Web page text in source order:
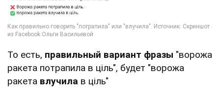
То есть, правильный вариант фразы "ворожа
ракета потрапила в ціль", будет "ворожа
ракета влучила в ціль"